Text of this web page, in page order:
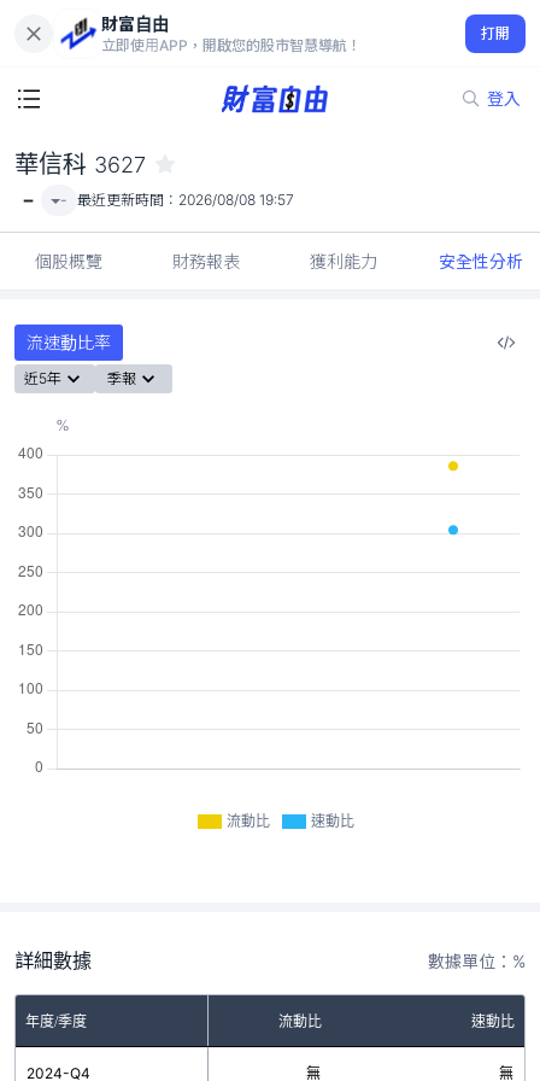
財富自由
立即使用APP，開啟您的股市智慧導航！
打開
登入
-
華信科 3627
- - 最近更新時間： 2026/08/08 19:57
個股概覽 財務報表 獲利能力 安全性分析
流速動比率
近5年 季報
流動比 速動比
詳細數據 數據單位：%
年度/季度 流動比 速動比
2024-Q4 無 無